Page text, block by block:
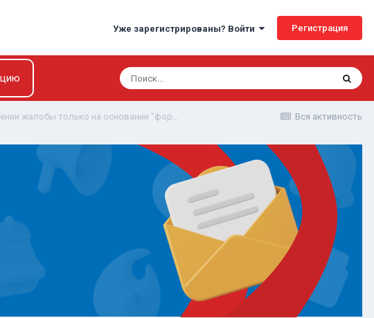
Уже зарегистрированы? Войти Регистрация
Вся активность
Может ли суд отказать в удовлетворении жалобы только на основании "формальной явки" в комиссию?